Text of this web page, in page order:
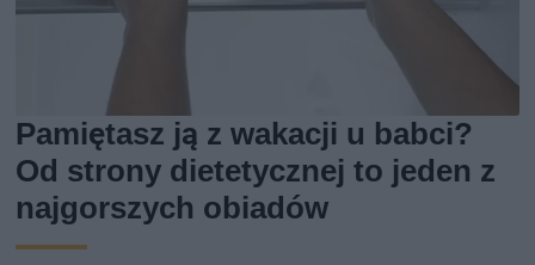
Pamiętasz ją z wakacji u babci?
Od strony dietetycznej to jeden z
najgorszych obiadów